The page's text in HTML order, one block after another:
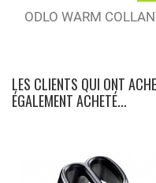
ODLO WARM
LES CLIENTS QUI ONT
ÉGALEMENT ACHETÉ...